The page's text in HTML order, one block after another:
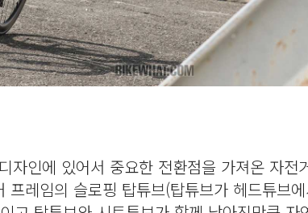
자인에 있어서 중요한 전환점을 가져온 자전
레임의 슬로핑 탑튜브(탑튜브가 헤드튜브